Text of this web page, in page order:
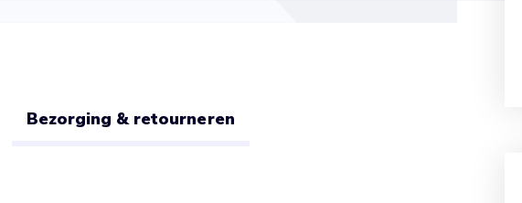
Bezorging & retourneren